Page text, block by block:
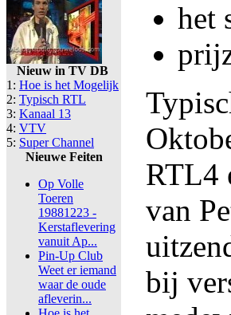
Nieuw in TV DB
1: Hoe is het Mogelijk
2: Typisch RTL
3: Kanaal 13
4: VTV
5: Super Channel
Nieuwe Feiten
Op Volle
Toeren
19881223 -
Kerstaflevering
vanuit Ap...
Pin-Up Club
Weet er iemand
waar de oude
afleverin...
het
RTL4
van
bij